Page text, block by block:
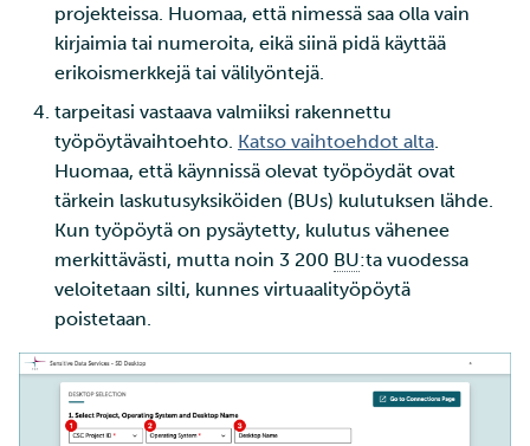
projekteissa. Huomaa, että nimessä saa olla vain
kirjaimia tai numeroita, eikä siinä pidä käyttää
erikoismerkkejä tai välilyöntejä.
tarpeitasi vastaava valmiiksi rakennettu
työpöytävaihtoehto. Katso vaihtoehdot alta
Huomaa, että käynnissä olevat työpöydät ovat
tärkein laskutusyksiköiden (BUs) kulutuksen lähde.
Kun työpöytä on pysäytetty, kulutus vähenee
merkittävästi, mutta noin 3 200 BU:ta vuodessa
veloitetaan silti, kunnes virtuaalityöpöytä
poistetaan.